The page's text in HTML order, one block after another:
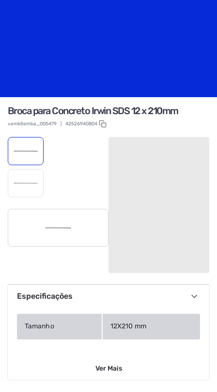
Broca para Concreto Irwin SDS 12 x 210mm
vemkitemba_005479 42526940804
Especificações
Tamanho 12X210 mm
Ver Mais